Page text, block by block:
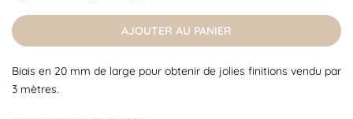
AJOUTER AU PANIER
Biais en 20 mm de large pour obtenir de jolies finitions vendu par
3 mètres.